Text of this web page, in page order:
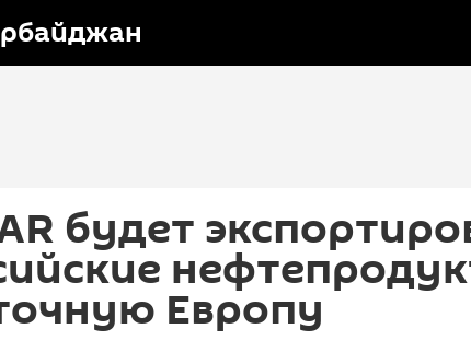
будет
Европу